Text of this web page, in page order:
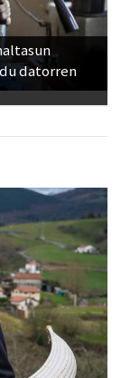
datorren